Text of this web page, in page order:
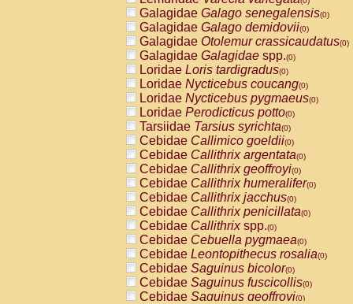
Galagidae Galago senegalensis(0)
Galagidae Galago demidovii(0)
Galagidae Otolemur crassicaudatus(0)
Galagidae Galagidae spp.(0)
Loridae Loris tardigradus(0)
Loridae Nycticebus coucang(0)
Loridae Nycticebus pygmaeus(0)
Loridae Perodicticus potto(0)
Tarsiidae Tarsius syrichta(0)
Cebidae Callimico goeldii(0)
Cebidae Callithrix argentata(0)
Cebidae Callithrix geoffroyi(0)
Cebidae Callithrix humeralifer(0)
Cebidae Callithrix jacchus(0)
Cebidae Callithrix penicillata(0)
Cebidae Callithrixspp.(0)
Cebidae Cebuella pygmaea(0)
Cebidae Leontopithecus rosalia(0)
Cebidae Saguinus bicolor(0)
Cebidae Saguinus fuscicollis(0)
Cebidae Saguinus geoffroyi(0)